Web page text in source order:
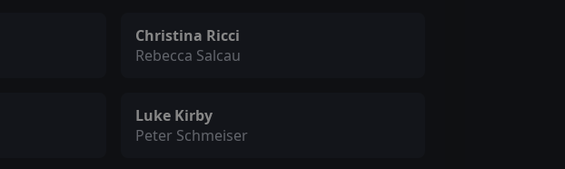
Christina Ricci
Rebecca Salcau
Luke Kirby
Peter Schmeiser